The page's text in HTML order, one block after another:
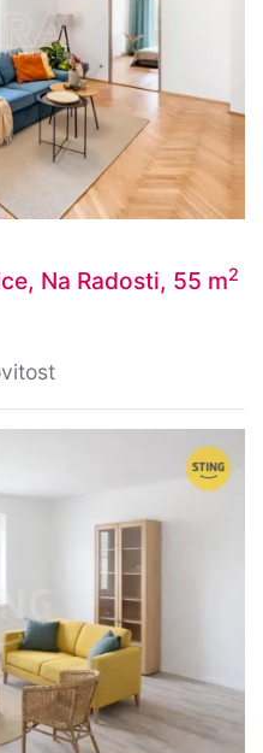
Na Radosti, 55 m2